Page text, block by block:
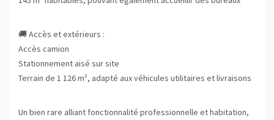
🚚 Accès et extérieurs :
Accès camion
Stationnement aisé sur site
Terrain de 1 126 m², adapté aux véhicules utilitaires et livraisons
Un bien rare alliant fonctionnalité professionnelle et habitation,